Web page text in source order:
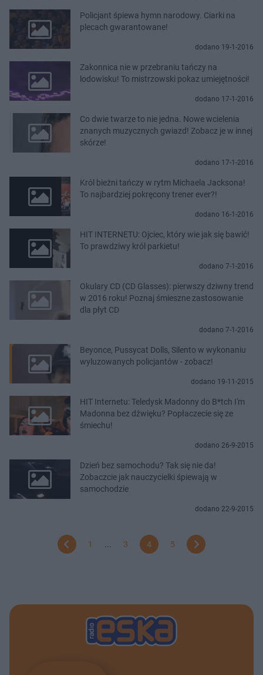
Policjant śpiewa hymn narodowy. Ciarki na
plecach gwarantowane!
dodano 19-1-2016
Zakonnica nie w przebraniu tańczy na
lodowisku! To mistrzowski pokaz umiejętności!
dodano 17-1-2016
Co dwie twarze to nie jedna. Nowe wcielenia
znanych muzycznych gwiazd! Zobacz je w innej
skórze!
dodano 17-1-2016
Król bieżni tańczy w rytm Michaela Jacksona!
To najbardziej pokręcony trener ever?!
dodano 16-1-2016
HIT INTERNETU: Ojciec, który wie jak się bawić!
To prawdziwy król parkietu!
dodano 7-1-2016
Okulary CD (CD Glasses): pierwszy dziwny trend
w 2016 roku! Poznaj śmieszne zastosowanie
dla płyt CD
dodano 7-1-2016
Beyonce, Pussycat Dolls, Silento w wykonaniu
wyluzowanych policjantów - zobacz!
dodano 19-11-2015
HIT Internetu: Teledysk Madonny do B*tch I'm
Madonna bez dźwięku? Popłaczecie się ze
śmiechu!
dodano 26-9-2015
Dzień bez samochodu? Tak się nie da!
Zobaczcie jak nauczycielki śpiewają w
samochodzie
dodano 22-9-2015
1 3 4 5